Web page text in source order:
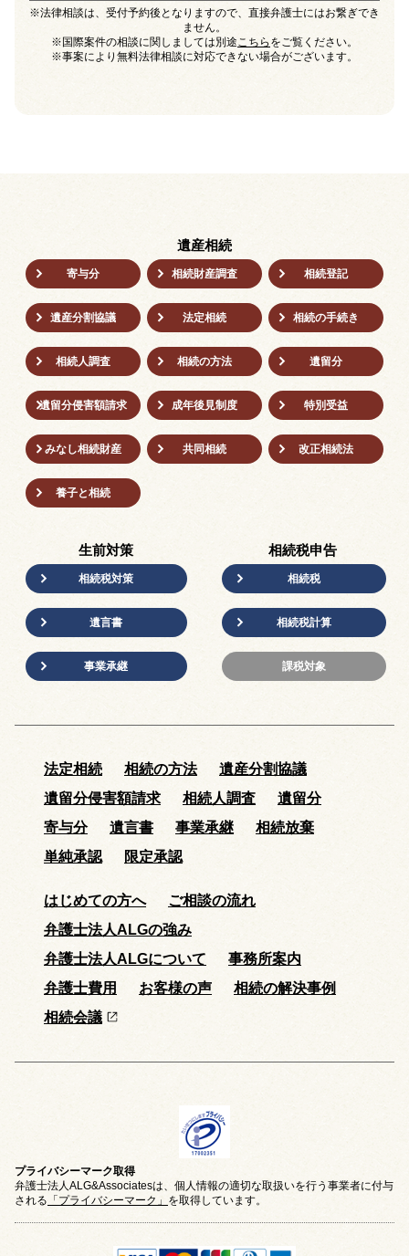
※法律相談は、受付予約後となりますので、直接弁護士にはお繋ぎでき
ません。
※国際案件の相談に関しましては別途こちら をご覧ください。
※事案により無料法律相談に対応できない場合がございます。
遺産相続
寄与分 相続財産調査 相続登記
遺産分割協議 法定相続 相続の⼿続き
相続人調査 相続の方法 遺留分
遺留分侵害額請求 成年後⾒制度 特別受益
みなし相続財産 共同相続 改正相続法
養子と相続
生前対策
相続税対策
遺言書
事業承継
相続税申告
相続税
相続税計算
課税対象
法定相続 相続の方法
遺産分割協議
遺留分侵害額請求
相続人調査
遺留分
寄与分
遺言書 事業承継
相続放棄
単純承認
限定承認
はじめての方へ
ご相談の流れ
弁護士法人ALGの強み
弁護士法人ALGについて
事務所案内
弁護士費用
お客様の声
相続の解決事例
相続会議
プライバシーマーク取得
弁護士法人ALG&Associatesは、個人情報の適切な取扱いを行う事業者に付与
される 「プライバシーマーク」 を取得しています。